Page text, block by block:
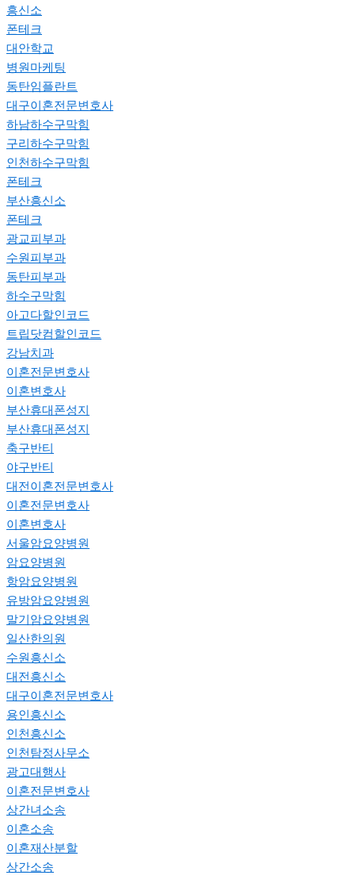
흥신소
폰테크
대안학교
병원마케팅
동탄임플란트
대구이혼전문변호사
하남하수구막힘
구리하수구막힘
인천하수구막힘
폰테크
부산흥신소
폰테크
광교피부과
수원피부과
동탄피부과
하수구막힘
아고다할인코드
트립닷컴할인코드
강남치과
이혼전문변호사
이혼변호사
부산휴대폰성지
부산휴대폰성지
축구반티
야구반티
대전이혼전문변호사
이혼전문변호사
이혼변호사
서울암요양병원
암요양병원
항암요양병원
유방암요양병원
말기암요양병원
일산한의원
수원흥신소
대전흥신소
대구이혼전문변호사
용인흥신소
인천흥신소
인천탐정사무소
광고대행사
이혼전문변호사
상간녀소송
이혼소송
이혼재산분할
상간소송